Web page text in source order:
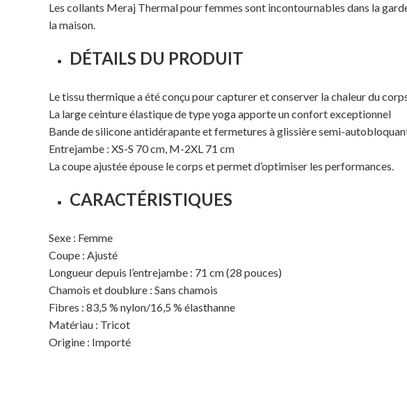
Les collants Meraj Thermal pour femmes sont incontournables dans la
la maison.
DÉTAILS DU PRODUIT
Le tissu thermique a été conçu pour capturer et conserver la chaleur du
La large ceinture élastique de type yoga apporte un confort exceptionnel
Bande de silicone antidérapante et fermetures à glissière semi-
Entrejambe : XS-S 70 cm, M-2XL 71 cm
La coupe ajustée épouse le corps et permet d’optimiser les performances.
CARACTÉRISTIQUES
Sexe : Femme
Coupe : Ajusté
Longueur depuis l’entrejambe : 71 cm (28 pouces)
Chamois et doublure : Sans chamois
Fibres : 83,5 % nylon/16,5 % élasthanne
Matériau : Tricot
Origine : Importé